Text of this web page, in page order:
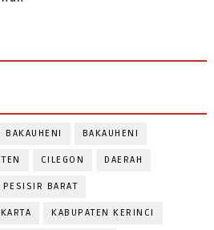
BAKAUHENI BAKAUHENI
CILEGON DAERAH
PESISIR BARAT
KABUPATEN KERINCI